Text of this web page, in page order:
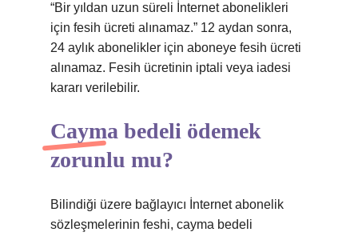
“Bir yıldan uzun süreli İnternet abonelikleri
için fesih ücreti alınamaz.” 12 aydan sonra,
24 aylık abonelikler için aboneye fesih ücreti
alınamaz. Fesih ücretinin iptali veya iadesi
kararı verilebilir.
Cayma bedeli ödemek
zorunlu mu?
Bilindiği üzere bağlayıcı İnternet abonelik
sözleşmelerinin feshi, cayma bedeli